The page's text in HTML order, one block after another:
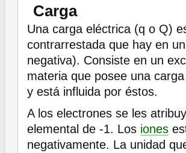
Carga
Una carga eléctrica (q o Q)
contrarrestada que hay en
negativa). Consiste en un
materia que posee una
y está influida por éstos.
A los electrones se les
elemental de -1. Los iones
negativamente. La unidad